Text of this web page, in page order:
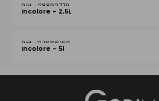
28892779
Incolore - 2,5L
27666159
Incolore - 5l